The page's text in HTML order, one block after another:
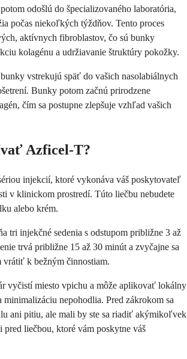
odošlú do špecializovaného laboratória,
počas niekoľkých týždňov. Tento proces
aktívnych fibroblastov, čo sú bunky
kolagénu a udržiavanie štruktúry pokožky.
vstrekujú späť do vašich nasolabiálnych
Bunky potom začnú prirodzene
čím sa postupne zlepšuje vzhľad vašich
Azficel-T?
injekcií, ktoré vykonáva váš poskytovateľ
v klinickom prostredí. Túto liečbu nebudete
alebo krém.
tri injekčné sedenia s odstupom približne 3 až
trvá približne 15 až 30 minút a zvyčajne sa
vrátiť k bežným činnostiam.
vyčistí miesto vpichu a môže aplikovať lokálny
nepohodlia. Pred zákrokom sa
ani pitiu, ale mali by ste sa riadiť akýmikoľvek
liečbou, ktoré vám poskytne váš